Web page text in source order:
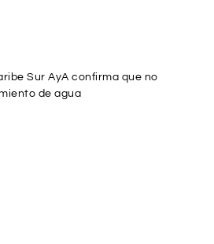
Sur AyA confirma que no
de agua